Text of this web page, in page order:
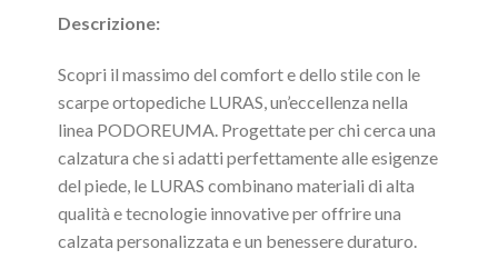
Descrizione:
Scopri il massimo del comfort e dello stile con le
scarpe ortopediche LURAS, un’eccellenza nella
linea PODOREUMA. Progettate per chi cerca una
calzatura che si adatti perfettamente alle esigenze
del piede, le LURAS combinano materiali di alta
qualità e tecnologie innovative per offrire una
calzata personalizzata e un benessere duraturo.